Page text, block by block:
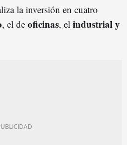
la inversión en cuatro
, el de oficinas, el industrial y